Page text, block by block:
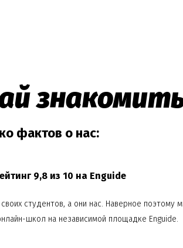
фактов о нас:
9,8 из 10 на Enguide
студентов, а они нас. Наверное поэтому
школ на независимой площадке Enguide.